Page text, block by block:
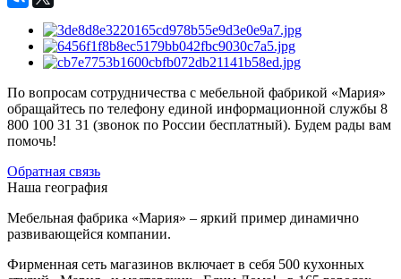
По вопросам сотрудничества с мебельной фабрикой «Мария»
обращайтесь по телефону единой информационной службы 8
800 100 31 31 (звонок по России бесплатный). Будем рады вам
помочь!
Обратная связь
Наша география
Мебельная фабрика «Мария» – яркий пример динамично
развивающейся компании.
Фирменная сеть магазинов включает в себя 500 кухонных